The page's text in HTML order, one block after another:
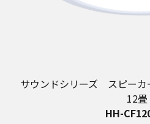
サウンドシリーズ スピー
12畳
HH-